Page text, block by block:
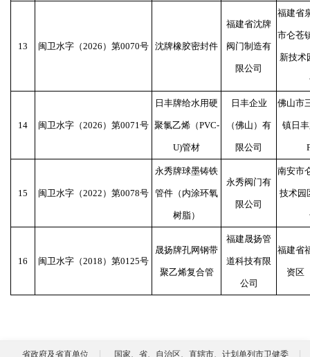
13 闽卫水字（2026）第0070号 沈牌橡胶密封件
福建省沈牌
阀门制造有
限公司
福建省
市仑苍
新技术
14 闽卫水字（2026）第0071号
日丰牌给水用硬
聚氯乙烯（PVC-
U)管材
日丰企业
（佛山）有
限公司
佛山市
镇日
15 闽卫水字（2022）第0078号
永秀牌球墨铸铁
管件（内涂环氧
树脂）
永秀阀门有
限公司
南安市
技术园
16 闽卫水字（2018）第0125号
晟扬牌孔网钢带
聚乙烯复合管
福建晟扬管
道科技有限
公司
福建省
资区
省政府及省直单位 国家、省、自治区、直辖市、计划单列市卫健委